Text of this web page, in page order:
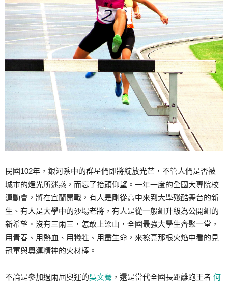
民國102年，銀河系中的群星們即將綻放光芒，不管人們是否被
城市的燈光所迷惑，而忘了抬頭仰望。一年一度的全國大專院校
運動會，將在宜蘭開戰，有人是剛從高中來到大學殘酷舞台的新
生、有人是大學中的沙場老將，有人是從一般組升級為公開組的
新希望。沒有三兩三，怎敢上梁山，全國最強大學生齊聚一堂，
用青春、用熱血、用犧牲、用盡生命，來擦亮那根火焰中看的見
冠軍與奧運精神的火材棒。
不論是參加過兩屆奧運的吳文騫 ，還是當代全國長距離跑王者 何